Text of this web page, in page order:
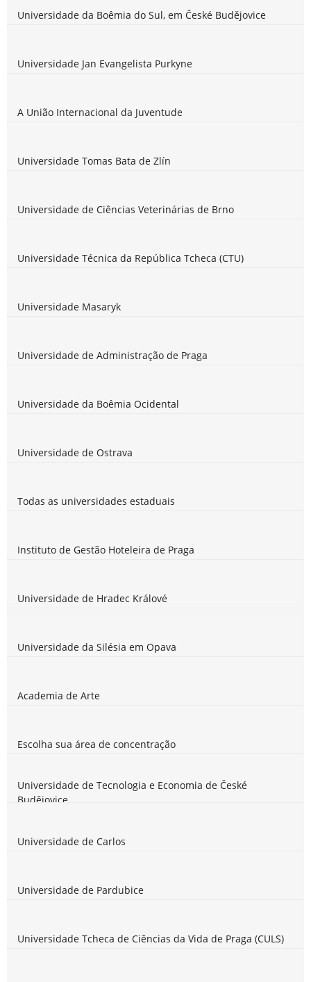
Universidade da Boêmia do Sul, em České Budějovice
Universidade Jan Evangelista Purkyne
A União Internacional da Juventude
Universidade Tomas Bata de Zlín
Universidade de Ciências Veterinárias de Brno
Universidade Técnica da República Tcheca (CTU)
Universidade Masaryk
Universidade de Administração de Praga
Universidade da Boêmia Ocidental
Universidade de Ostrava
Todas as universidades estaduais
Instituto de Gestão Hoteleira de Praga
Universidade de Hradec Králové
Universidade da Silésia em Opava
Academia de Arte
Escolha sua área de concentração
Universidade de Tecnologia e Economia de České
Budějovice
Universidade de Carlos
Universidade de Pardubice
Universidade Tcheca de Ciências da Vida de Praga (CULS)